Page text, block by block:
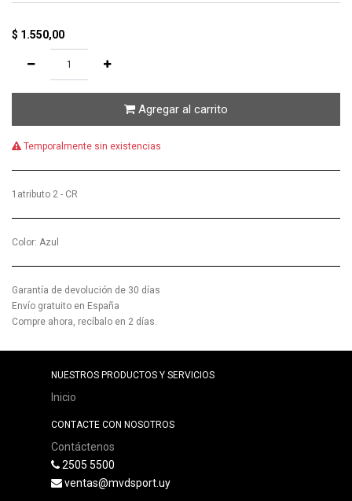
$ 1.550,00
Agregar al carrito
Temporalmente sin existencias
1atributo 2 - CR
Color: Azul
Garantía de devolución de 30 días
Envío gratuito en España
Compre ahora, recíbalo en 2 días.
NUESTROS PRODUCTOS Y SERVICIOS
Inicio
CONTACTE CON NOSOTROS
Contáctenos
2505 5500
ventas@mvdsport.uy